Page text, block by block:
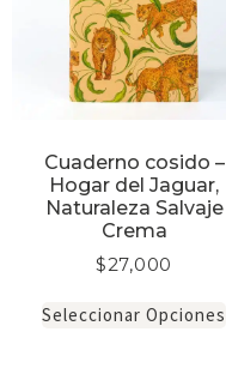
Cuaderno cosido –
Hogar del Jaguar,
Naturaleza Salvaje
Crema
$27,000
Seleccionar Opciones